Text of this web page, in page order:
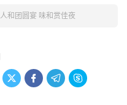
人和团圆宴 味和赏佳夜
   